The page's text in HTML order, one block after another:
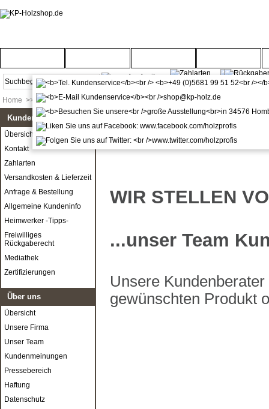
Home >> Unser Team
WIR STELLEN
...unser Team
Unsere
gewünschten Produkt
Kundenservice
Übersicht
Kontakt
Zahlarten
Versandkosten & Lieferzeit
Anfrage & Bestellung
Allgemeine Kundeninfo
Heimwerker -Tipps-
Freiwilliges
Rückgaberecht
Mediathek
Zertifizierungen
Über uns
Übersicht
Unsere Firma
Unser Team
Kundenmeinungen
Pressebereich
Haftung
Datenschutz